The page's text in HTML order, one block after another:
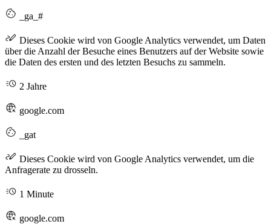
_ga_#
Dieses Cookie wird von Google Analytics verwendet, um Daten
über die Anzahl der Besuche eines Benutzers auf der Website sowie
die Daten des ersten und des letzten Besuchs zu sammeln.
2 Jahre
google.com
_gat
Dieses Cookie wird von Google Analytics verwendet, um die
Anfragerate zu drosseln.
1 Minute
google.com